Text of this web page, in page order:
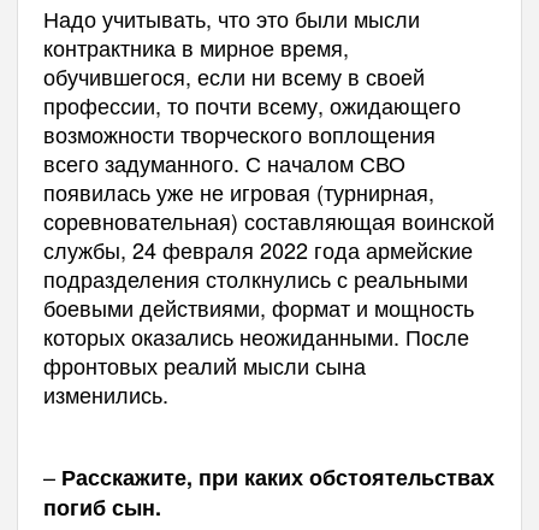
Надо учитывать, что это были мысли
контрактника в мирное время,
обучившегося, если ни всему в своей
профессии, то почти всему, ожидающего
возможности творческого воплощения
всего задуманного. С началом СВО
появилась уже не игровая (турнирная,
соревновательная) составляющая воинской
службы, 24 февраля 2022 года армейские
подразделения столкнулись с реальными
боевыми действиями, формат и мощность
которых оказались неожиданными. После
фронтовых реалий мысли сына
изменились.
– Расскажите, при каких обстоятельствах
погиб сын.